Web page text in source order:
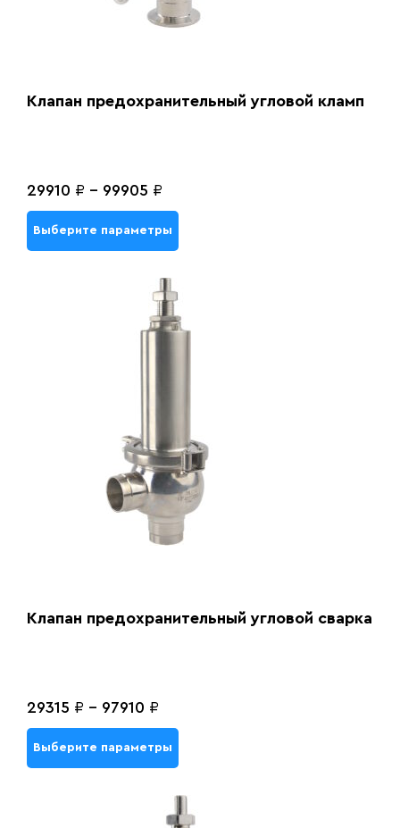
Клапан предохранительный угловой кламп
29910 ₽ - 99905 ₽
Выберите параметры
Клапан предохранительный угловой сварка
29315 ₽ - 97910 ₽
Выберите параметры